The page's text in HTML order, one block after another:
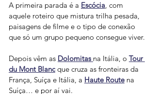
A primeira parada é a Escócia, com
aquele roteiro que mistura trilha pesada,
paisagens de filme e o tipo de conexão
que só um grupo pequeno consegue viver.
Depois vêm as Dolomitas na Itália, o Tour
du Mont Blanc que cruza as fronteiras da
França, Suíça e Itália, a Haute Route na
Suíça… e por aí vai.